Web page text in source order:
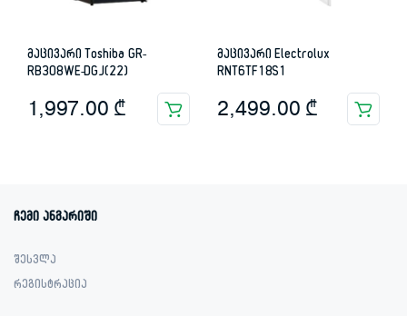
მაცივარი Toshiba GR-
RB308WE-DGJ(22)
1,997.00 ₾
მაცივარი Electrolux
RNT6TF18S1
2,499.00 ₾
ჩემი ანგარიში
შესვლა
რეგისტრაცია